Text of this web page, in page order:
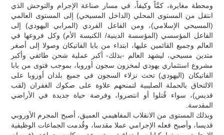
ومحطة مغايرة، كمَّاً وكيفاً، في مسار صناعة الإجرام والتوحش الذي
انتقل من المستوى المحلي (الداخل المسيحي) إلى المستوى العالمي
(المسيحي الإسلامي)، ومن الفاعل الفردي (المرابي اليهودي) إلى
الفاعل المؤسسي (المؤسسة الدينية/ الكنيسة الأم) وكل فروعها في
العالم وجميع القائمين عليها، ابتداء من بابا الفاتيكان وصولا إلى أصغر
متدين مسيحي، ليشهد العالم -بذلك- أكبر عملية شحن طائفي وأكبر
مشروع استثماري يهودي لمخزون سجون أوروبا، بموجب فتوى من بابا
الفاتيكان (اليهودي) تحث نزلاء السجون في جميع بلدان أوروبا على
الالتحاق بالحملة الصليبية لتمنحهم علاوة على صكوك الغفران (لقب
قديس)، سواء قُتلوا أو انتصروا، وفرصة حياة جديدة في الأراضي
المقدسة.
وبذلك المستوى من الانقلاب المفاهيمي العميق، أصبح المجرم الأوروبي
قديسا، وأصبح فعله الإجرامي عملا مقدسا، وقُدمت الجماعات الوظيفية